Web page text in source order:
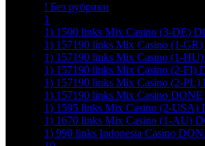
! Без рубрики
1
1) 1500 links Mix Casino (3-DE)
1) 157190 links Mix Casino (1-
1) 157190 links Mix Casino (1-
1) 157190 links Mix Casino (2-FI)
1) 157190 links Mix Casino (2-PL)
1) 157190 links Mix Casino DONE
1) 1595 links Mix Casino (2-USA)
1) 1670 links Mix Casino (1-AU)
1) 990 links Indonesia Casino